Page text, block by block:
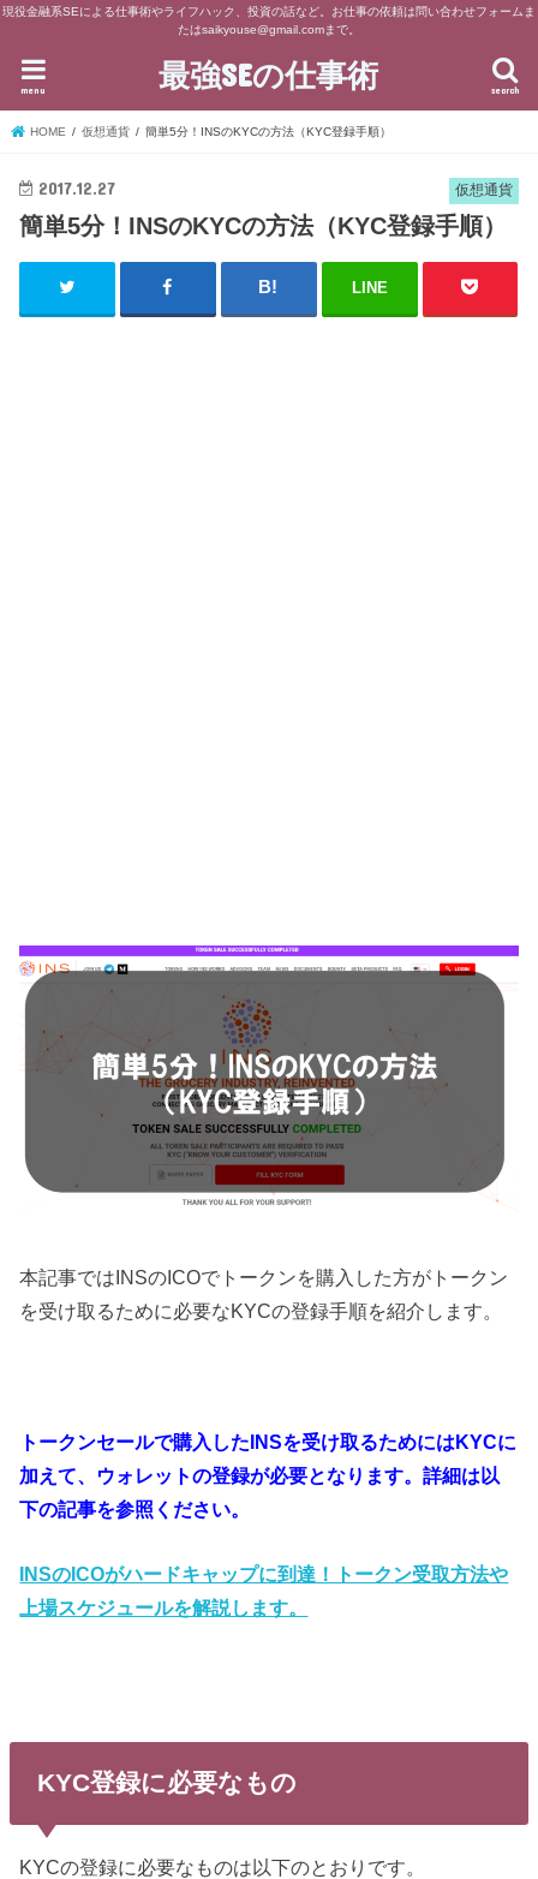
現役金融系SEによる仕事術やライフハック、投資の話など。お仕事の依頼は問い合わせフォームま
たはsaikyouse@gmail.comまで。
最強SEの仕事術 search
menu
HOME 仮想通貨 簡単5分！INSのKYCの方法（KYC登録手順）
仮想通貨
2017.12.27
簡単5分！INSのKYCの方法（KYC登録手順）
LINE
本記事ではINSのICOでトークンを購入した方がトークン
を受け取るために必要なKYCの登録手順を紹介します。
トークンセールで購入したINSを受け取るためにはKYCに
加えて、ウォレットの登録が必要となります。詳細は以
下の記事を参照ください。
INSのICOがハードキャップに到達！トークン受取方法や
上場スケジュールを解説します。
KYC登録に必要なもの
KYCの登録に必要なものは以下のとおりです。